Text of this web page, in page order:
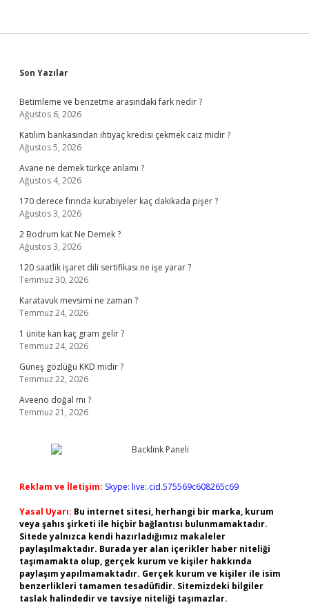
Sidebar
Son Yazılar
Betimleme ve benzetme arasındaki fark nedir ?
Ağustos 6, 2026
Katılım bankasından ihtiyaç kredisi çekmek caiz midir ?
Ağustos 5, 2026
Avane ne demek türkçe anlamı ?
Ağustos 4, 2026
170 derece fırında kurabiyeler kaç dakikada pişer ?
Ağustos 3, 2026
2 Bodrum kat Ne Demek ?
Ağustos 3, 2026
120 saatlik işaret dili sertifikası ne işe yarar ?
Temmuz 30, 2026
Karatavuk mevsimi ne zaman ?
Temmuz 24, 2026
1 ünite kan kaç gram gelir ?
Temmuz 24, 2026
Güneş gözlüğü KKD midir ?
Temmuz 22, 2026
Aveeno doğal mı ?
Temmuz 21, 2026
Reklam ve İletişim: Skype: live:.cid.575569c608265c69
Yasal Uyarı: Bu internet sitesi, herhangi bir marka, kurum
veya şahıs şirketi ile hiçbir bağlantısı bulunmamaktadır.
Sitede yalnızca kendi hazırladığımız makaleler
paylaşılmaktadır. Burada yer alan içerikler haber niteliği
taşımamakta olup, gerçek kurum ve kişiler hakkında
paylaşım yapılmamaktadır. Gerçek kurum ve kişiler ile isim
benzerlikleri tamamen tesadüfidir. Sitemizdeki bilgiler
taslak halindedir ve tavsiye niteliği taşımazlar.